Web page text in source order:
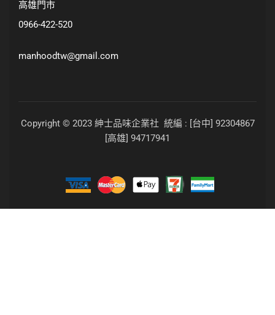
高雄門市
0966-422-520
manhoodtw@gmail.com
Copyright © 2023 紳士品味企業社 統編 : [台中] 92304867
[高雄] 94717941